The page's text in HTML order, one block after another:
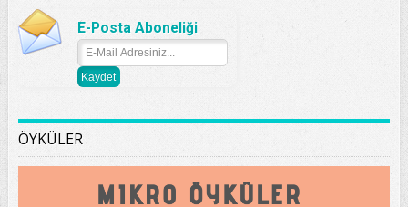
E-Posta Aboneliği
ÖYKÜLER